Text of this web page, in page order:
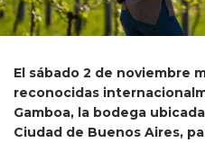
El sábado 2 de noviembre
reconocidas
Gamboa, la bodega
Ciudad de Buenos Aires,